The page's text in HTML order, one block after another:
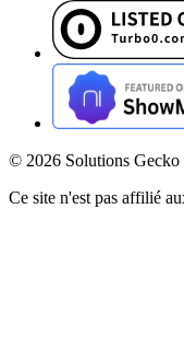
© 2026 Solutions Gecko
Ce site n'est pas affilié